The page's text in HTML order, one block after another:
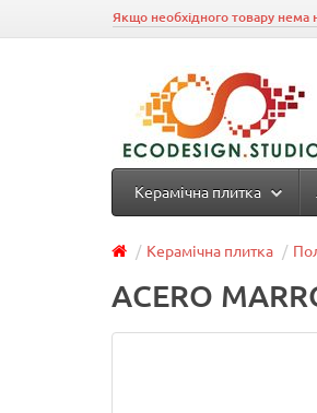
Якщо необхідного товару нема
Керамічна плитка
Керамічна плитка
ACERO